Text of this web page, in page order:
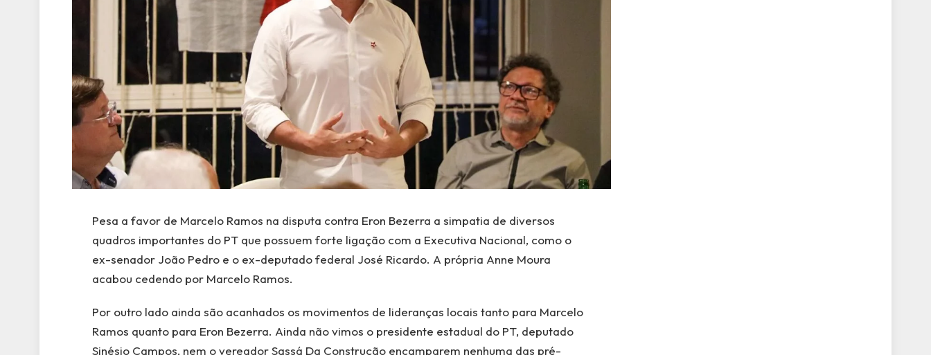
Pesa a favor de Marcelo Ramos na disputa contra Eron Bezerra a simpatia de diversos
quadros importantes do PT que possuem forte ligação com a Executiva Nacional, como o
ex-senador João Pedro e o ex-deputado federal José Ricardo. A própria Anne Moura
acabou cedendo por Marcelo Ramos.
Por outro lado ainda são acanhados os movimentos de lideranças locais tanto para Marcelo
Ramos quanto para Eron Bezerra. Ainda não vimos o presidente estadual do PT, deputado
Sinésio Campos, nem o vereador Sassá Da Construção encamparem nenhuma das pré-